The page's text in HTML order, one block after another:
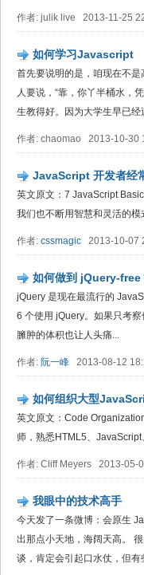
作者: julik live 2013-11-25
如何学习Javascript
首先要说明的是，咱现在不
人要说，“靠，你丫半桶水，
生教得好。因为大学生早已
作者: chaomao 2013-10-30
JavaScript 开发者经
英文原文：7 JavaScript
我们也不断用智慧和灵活的
作者: cssmagic 2013-10-07
如何做到 jQuery-free
jQuery 是现在最流行的
6 个使用 jQuery。如果只考
臃肿的体积也让人头痛...
作者: 阮一峰 2013-08-12
如何组织大型
英文原文：Code
师，熟悉HTML5、
作者: Cliff Meyers 2013-05-
我眼中的技术高手
今天发了一条微博：会原生
出那点小天地，海阔天高。
谈，肯定会引起口水仗，但